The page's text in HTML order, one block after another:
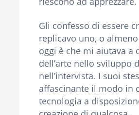
Gli confesso di essere
replicavo uno, o
oggi è che mi aiutava
dell’arte nello sviluppo
nell’intervista. I suoi
affascinante il modo in
tecnologia a